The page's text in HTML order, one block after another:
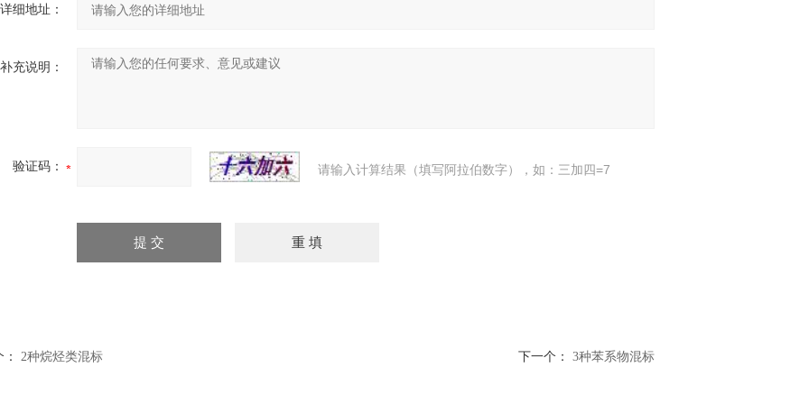
详细地址：
补充说明：
验证码： 请输入计算结果（填写阿拉伯数字），如：三加四=7
2种烷烃类混标 下一个： 3种苯系物混标